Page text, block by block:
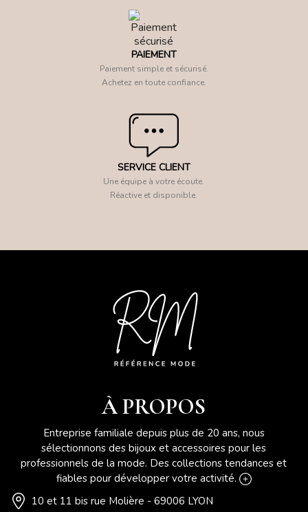
PAIEMENT
Paiement simple et sécurisé.
Achetez en toute confiance.
SERVICE CLIENT
Une équipe à votre écoute.
Réactive et disponible.
À PROPOS
Entreprise familiale depuis plus de 20 ans, nous
sélectionnons des bijoux et accessoires pour les
professionnels de la mode. Des collections tendances et
fiables pour développer votre activité.
10 et 11 bis rue Molière - 69006 LYON